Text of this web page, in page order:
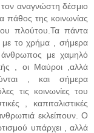
αναγνώστη δέσμιο
πάθος της κοινωνίας
πλούτου.Τα πάντα
με το χρήμα , σήμερα
με χαμηλό
, οι Μαύροι ,αλλά
, και σήμερα
τις κοινωνίες του
, καπιταλιστικές
εκλείπουν. Ο
υπάρχει , αλλά